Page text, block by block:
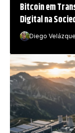
Bitcoin em
Digital na
Diego